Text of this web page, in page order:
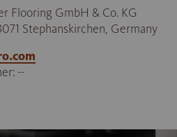
Flooring GmbH & Co. KG
Stephanskirchen, Germany
--